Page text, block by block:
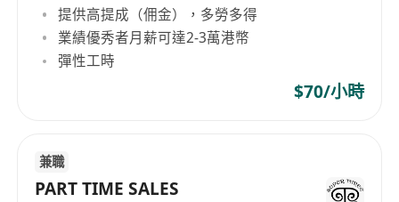
提供高提成（佣金），多勞多得
業績優秀者月薪可達2-3萬港幣
彈性工時
$70/小時
兼職
PART TIME SALES